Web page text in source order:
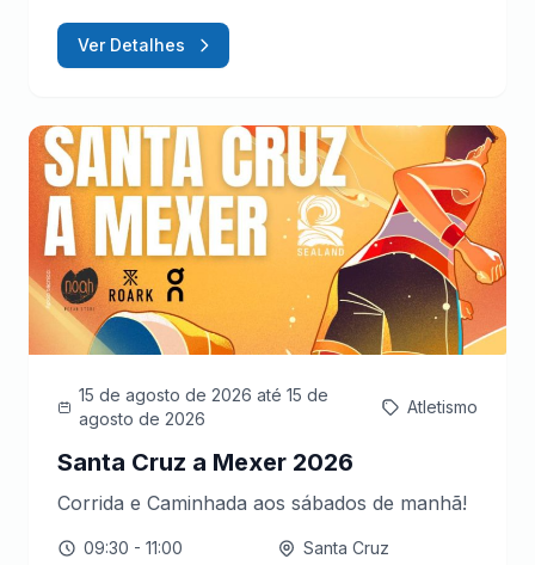
Ver Detalhes
15 de agosto de 2026 até 15 de
agosto de 2026
Atletismo
Santa Cruz a Mexer 2026
Corrida e Caminhada aos sábados de manhã!
09:30 - 11:00 Santa Cruz